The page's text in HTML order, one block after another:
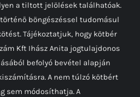
a tiltott jelölések találhatóak.
böngészéssel tudomásul
Tájékoztatjuk, hogy kötbér
Kft Ihász Anita jogtulajdonos
befolyó bevétel alapján
A nem túlzó kötbért
sem módosíthatja. A